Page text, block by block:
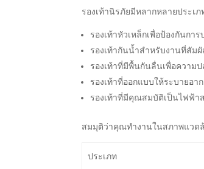
รองเท้านิรภัยมีหลากหลายประเ
รองเท้าหัวเหล็กเพื่อป้องกันกา
รองเท้ากันน้ำสำหรับงานที่สัม
รองเท้าที่มีพื้นกันลื่นเพื่อความ
รองเท้าที่ออกแบบให้ระบายอา
รองเท้าที่มีคุณสมบัติเป็นไฟฟ้า
สมมุติว่าคุณทำงานในสภาพแวด
ประเภท